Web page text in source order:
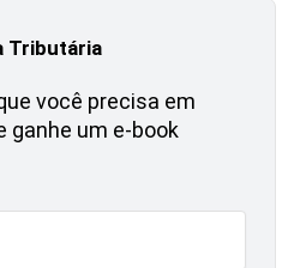
Tributária
você precisa em
ganhe um e-book